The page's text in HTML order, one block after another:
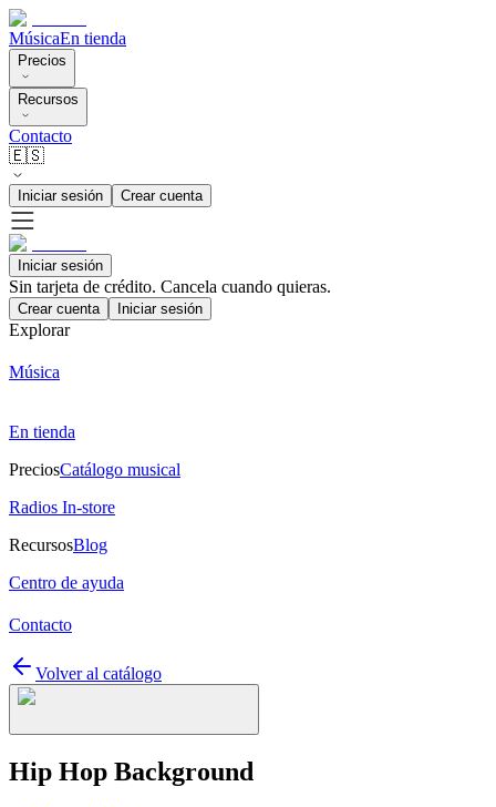
MúsicaEn tienda
Precios
Recursos
Contacto
🇪🇸
Iniciar sesión Crear cuenta
Iniciar sesión
Sin tarjeta de crédito. Cancela cuando quieras.
Crear cuenta Iniciar sesión
Explorar
Música
En tienda
PreciosCatálogo musical
Radios In-store
RecursosBlog
Centro de ayuda
Contacto
Volver al catálogo
Hip Hop Background